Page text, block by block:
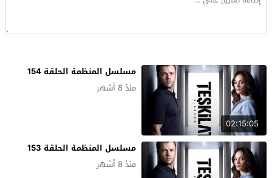
02:15:05
مسلسل المنظمة الحلقة 154
منذ 8 أشهر
مسلسل المنظمة الحلقة 153
منذ 8 أشهر